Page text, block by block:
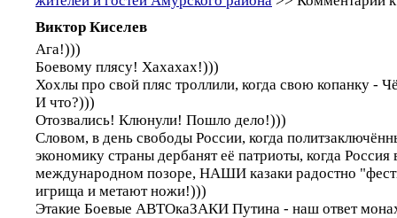
Виктор Киселев
Ага!)))
Боевому плясу! Хахахах!)))
Хохлы про свой пляс троллили, когда свою копанку -
И что?)))
Отозвались! Клюнули! Пошло дело!)))
Словом, в день свободы России, когда
экономику страны дербанят её патриоты, когда Россия
международном позоре, НАШИ казаки радостно
игрища и метают ножи!)))
Этакие Боевые АВТОкаЗАКИ Путина - наш ответ